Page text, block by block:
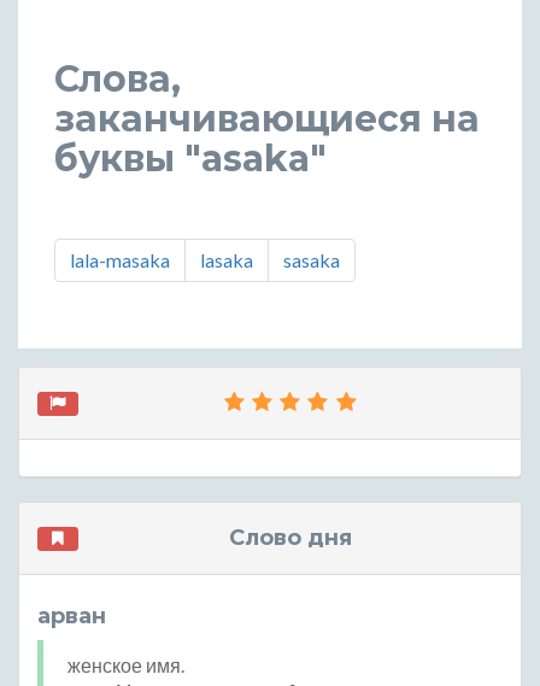
Слова,
заканчивающиеся на
буквы "asaka"
lala-masaka lasaka sasaka
Слово дня
арван
женское имя.